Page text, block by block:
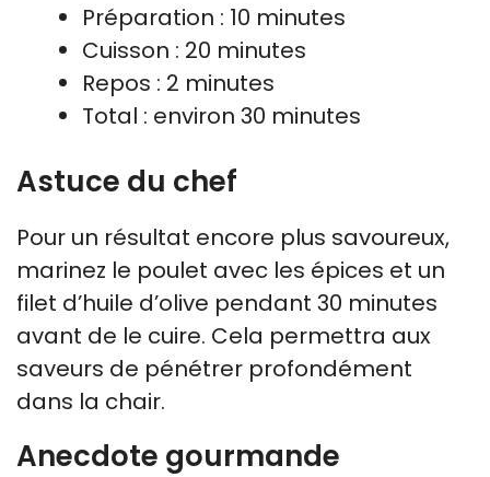
Préparation : 10 minutes
Cuisson : 20 minutes
Repos : 2 minutes
Total : environ 30 minutes
Astuce du chef
Pour un résultat encore plus savoureux,
marinez le poulet avec les épices et un
filet d’huile d’olive pendant 30 minutes
avant de le cuire. Cela permettra aux
saveurs de pénétrer profondément
dans la chair.
Anecdote gourmande